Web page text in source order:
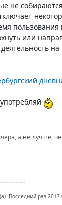
не
или
а не лучше,
Последний раз